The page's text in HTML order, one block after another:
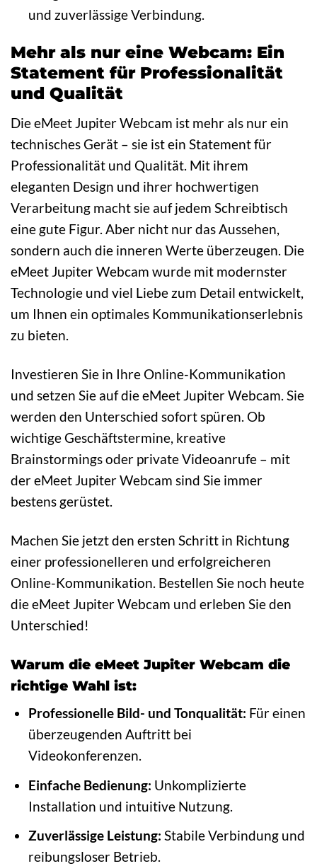
und zuverlässige Verbindung.
Mehr als nur eine Webcam: Ein
Statement für Professionalität
und Qualität
Die eMeet Jupiter Webcam ist mehr als nur ein
technisches Gerät – sie ist ein Statement für
Professionalität und Qualität. Mit ihrem
eleganten Design und ihrer hochwertigen
Verarbeitung macht sie auf jedem Schreibtisch
eine gute Figur. Aber nicht nur das Aussehen,
sondern auch die inneren Werte überzeugen. Die
eMeet Jupiter Webcam wurde mit modernster
Technologie und viel Liebe zum Detail entwickelt,
um Ihnen ein optimales Kommunikationserlebnis
zu bieten.
Investieren Sie in Ihre Online-Kommunikation
und setzen Sie auf die eMeet Jupiter Webcam. Sie
werden den Unterschied sofort spüren. Ob
wichtige Geschäftstermine, kreative
Brainstormings oder private Videoanrufe – mit
der eMeet Jupiter Webcam sind Sie immer
bestens gerüstet.
Machen Sie jetzt den ersten Schritt in Richtung
einer professionelleren und erfolgreicheren
Online-Kommunikation. Bestellen Sie noch heute
die eMeet Jupiter Webcam und erleben Sie den
Unterschied!
Warum die eMeet Jupiter Webcam die
richtige Wahl ist:
Professionelle Bild- und Tonqualität: Für einen
überzeugenden Auftritt bei
Videokonferenzen.
Einfache Bedienung: Unkomplizierte
Installation und intuitive Nutzung.
Zuverlässige Leistung: Stabile Verbindung und
reibungsloser Betrieb.